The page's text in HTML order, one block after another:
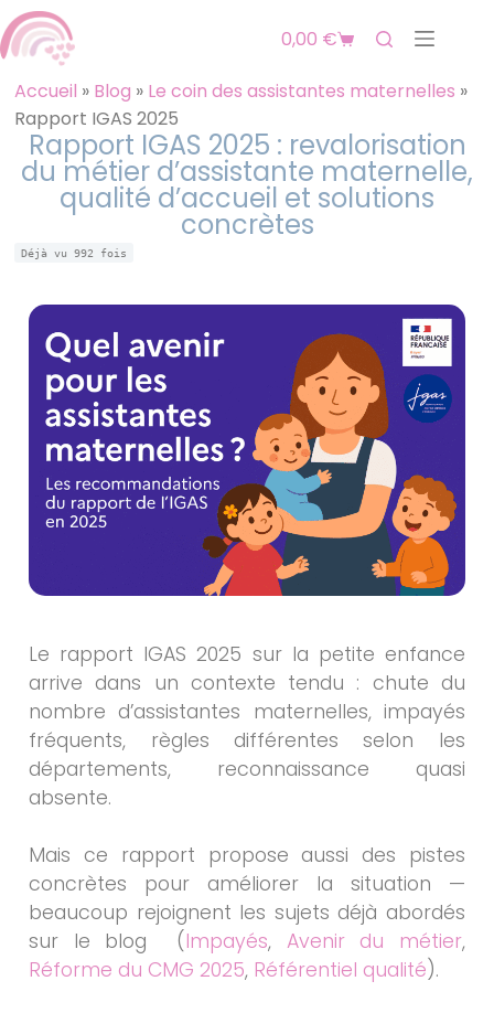
0,00 €
Accueil » Blog » Le coin des assistantes maternelles »
Rapport IGAS 2025
Rapport IGAS 2025 : revalorisation
du métier d’assistante maternelle,
qualité d’accueil et solutions
concrètes
Déjà vu992 fois
Le rapport IGAS 2025 sur la petite enfance
arrive dans un contexte tendu : chute du
nombre d’assistantes maternelles, impayés
fréquents, règles différentes selon les
départements, reconnaissance quasi
absente.
Mais ce rapport propose aussi des pistes
concrètes pour améliorer la situation —
beaucoup rejoignent les sujets déjà abordés
sur le blog (Impayés, Avenir du métier,
Réforme du CMG 2025, Référentiel qualité).